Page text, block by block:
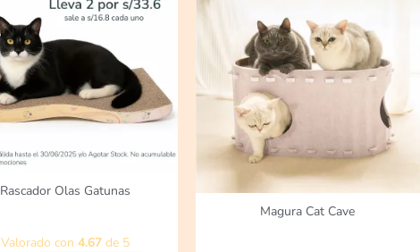
Rascador Olas Gatunas
Valorado con4.67 de 5
Magura Cat Cave
S/99.00. S/69.90.